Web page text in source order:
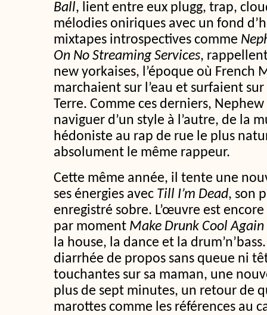
Ball, lient entre eux plugg, trap,
mélodies oniriques avec un fond
mixtapes introspectives comme
On No Streaming Services, rappellent
new yorkaises, l’époque où French
marchaient sur l’eau et surfaient
Terre. Comme ces derniers,
naviguer d’un style à l’autre, de la
hédoniste au rap de rue le plus
absolument le même rappeur.
Cette même année, il tente une
ses énergies avec Till I’m Dead, son
enregistré sobre. L’œuvre est
par moment Make Drunk Cool Again
la house, la dance et la
diarrhée de propos sans queue ni
touchantes sur sa maman, une
plus de sept minutes, un retour de
marottes comme les références au